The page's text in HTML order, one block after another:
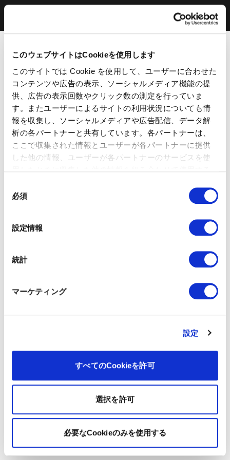
このウェブサイトはCookieを使用します
このサイトでは Cookie を使用して、ユーザーに合わせた
コンテンツや広告の表示、ソーシャルメディア機能の提
供、広告の表示回数やクリック数の測定を行っていま
す。またユーザーによるサイトの利用状況についても情
報を収集し、ソーシャルメディアや広告配信、データ解
析の各パートナーと共有しています。各パートナーは、
ここで収集された情報とユーザーが各パートナーに提供
した他の情報、ユーザーが各パートナーのサービスを使
ッキーに同意したことになります。
必須
設定情報
統計
マーケティング
設定
すべてのCookieを許可
選択を許可
必要なCookieのみを使用する